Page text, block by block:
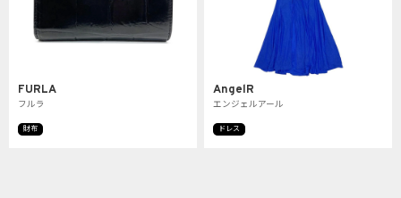
FURLA
フルラ
財布
AngelR
エンジェルアール
ドレス